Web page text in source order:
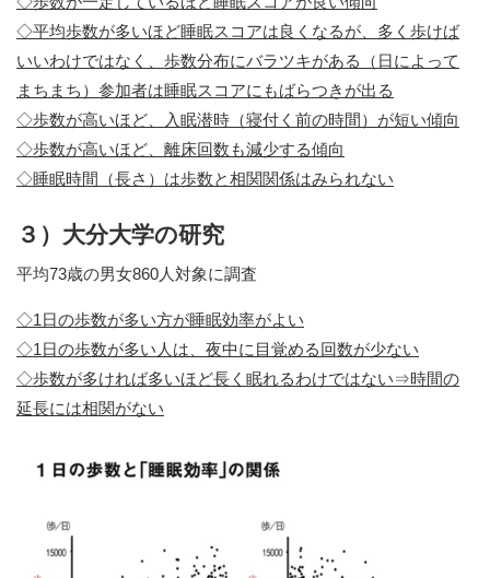
◇平均歩数が多いほど睡眠スコアは良くなるが、多く歩けば
いいわけではなく、歩数分布にバラツキがある（日によって
まちまち）参加者は睡眠スコアにもばらつきが出る
◇歩数が高いほど、入眠潜時（寝付く前の時間）が短い傾向
◇歩数が高いほど、離床回数も減少する傾向
◇睡眠時間（長さ）は歩数と相関関係はみられない
３）大分大学の研究
平均73歳の男女860人対象に調査
◇1日の歩数が多い方が睡眠効率がよい
◇1日の歩数が多い人は、夜中に目覚める回数が少ない
◇歩数が多ければ多いほど長く眠れるわけではない⇒時間の
延長には相関がない